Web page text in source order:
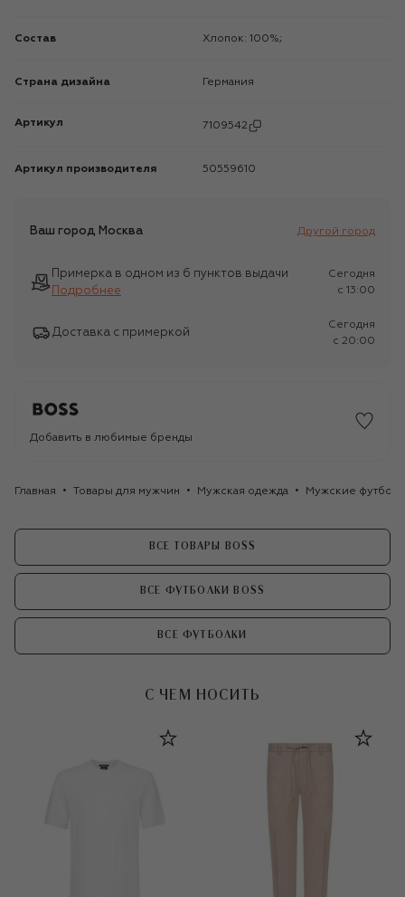
Состав Хлопок: 100%;
Страна дизайна Германия
Артикул 7109542
Артикул производителя 50559610
Ваш город Москва Другой город
Примерка в одном из 6 пунктов выдачи
Подробнее
Сегодня
c 13:00
Доставка с примеркой
Сегодня
c 20:00
Добавить в любимые бренды
Главная Товары для мужчин Мужская одежда Мужские
ВСЕ ТОВАРЫ BOSS
ВСЕ ФУТБОЛКИ BOSS
ВСЕ ФУТБОЛКИ
С ЧЕМ НОСИТЬ